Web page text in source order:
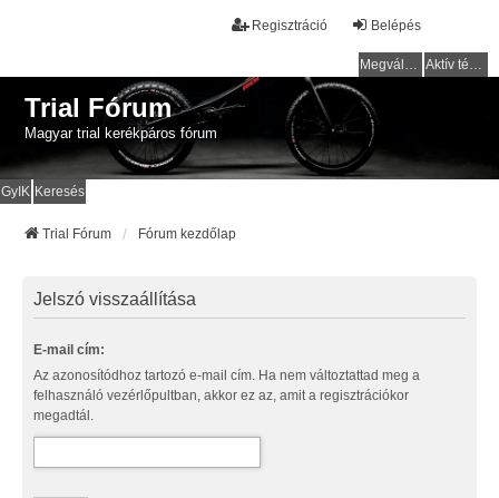
Belépés
Regisztráció
Megválaszolatlan témák Aktív témák
Trial Fórum
Magyar trial kerékpáros fórum
GyIK Keresés
Trial Fórum Fórum kezdőlap
Jelszó visszaállítása
E-mail cím:
Az azonosítódhoz tartozó e-mail cím. Ha nem változtattad meg a
felhasználó vezérlőpultban, akkor ez az, amit a regisztrációkor
megadtál.